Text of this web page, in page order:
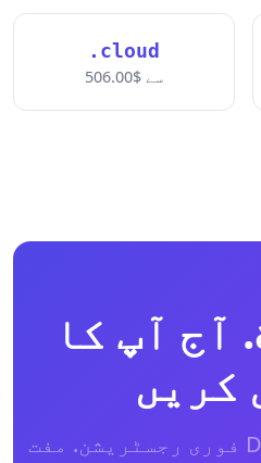
.cloud
سے $506.00
آج آپ کا .ai ڈومین
کریں
فوری رجسٹریشن. مفت DNS، مفت SSL، مکمل